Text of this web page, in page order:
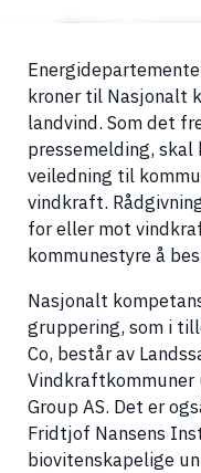
kroner til Nasjonalt
landvind. Som det
pressemelding,
veiledning til
vindkraft.
for eller mot
kommunestyre å
Nasjonalt
gruppering, som i
Co, består av
Vindkraftkommuner
Group AS. Det er
Fridtjof Nansens
biovitenskapelige